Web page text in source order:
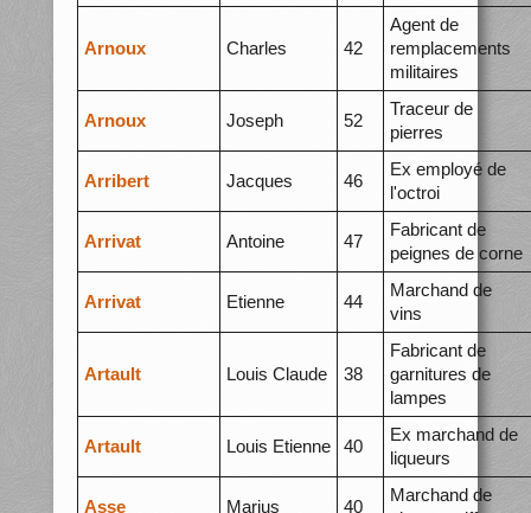
Arnoux Charles 42
Agent de
remplacements
militaires
Arnoux Joseph 52
Traceur de
pierres
Arribert Jacques 46
Ex employé de
l'octroi
Arrivat Antoine 47
Fabricant de
peignes de corne
Arrivat Etienne 44
Marchand de
vins
Artault Louis Claude 38
Fabricant de
garnitures de
lampes
Artault Louis Etienne 40
Ex marchand de
liqueurs
Asse Marius 40
Marchand de